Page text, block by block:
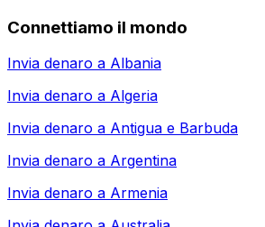
Connettiamo il mondo
Invia denaro a Albania
Invia denaro a Algeria
Invia denaro a Antigua e Barbuda
Invia denaro a Argentina
Invia denaro a Armenia